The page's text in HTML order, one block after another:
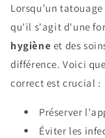
Lorsqu’un
qu'il s'agit d'une
hygiène et des
différence. Voici
correct est crucial :
Préserver
Éviter les